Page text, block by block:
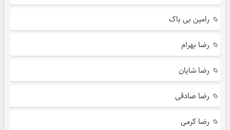
رامین بی باک
رضا بهرام
رضا شایان
رضا صادقی
رضا کرمی